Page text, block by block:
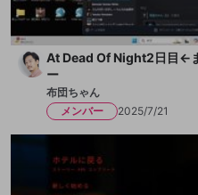
At Dead Of Night2日目←
ー
布団ちゃん
メンバー
2025/7/21